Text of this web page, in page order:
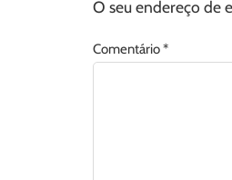
O seu endereço de
Comentário*